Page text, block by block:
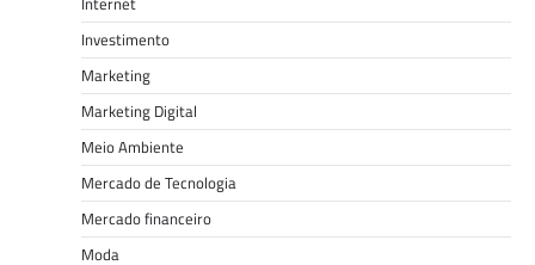
Investimento
Marketing
Marketing Digital
Meio Ambiente
Mercado de Tecnologia
Mercado financeiro
Moda